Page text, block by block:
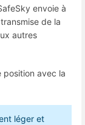
envoie à
de la
autres
position avec la
léger et